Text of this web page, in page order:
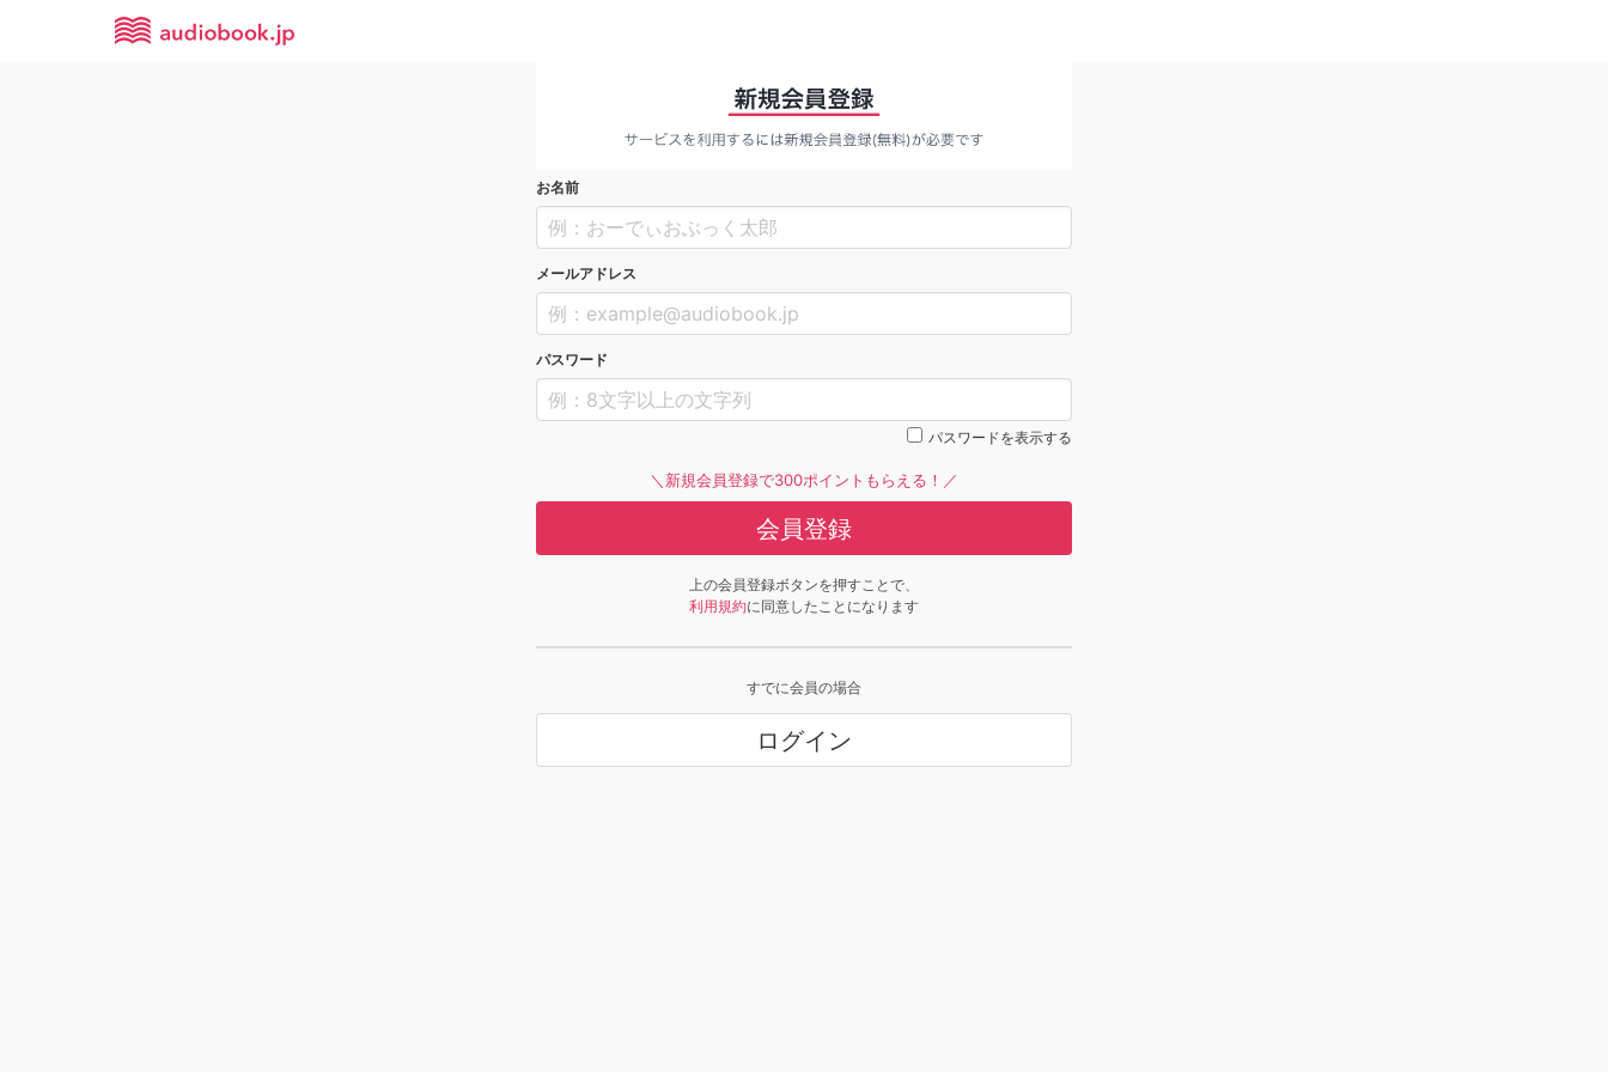
お名前
メールアドレス
パスワード
パスワードを表示する
＼新規会員登録で300ポイントもらえる！／
会員登録
上の会員登録ボタンを押すことで、
利用規約に同意したことになります
すでに会員の場合
ログイン